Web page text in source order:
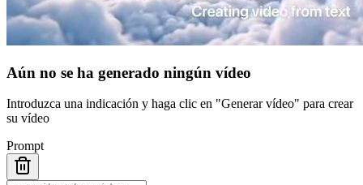
Aún no se ha generado ningún vídeo
Introduzca una indicación y haga clic en "Generar vídeo" para crear
su vídeo
Prompt